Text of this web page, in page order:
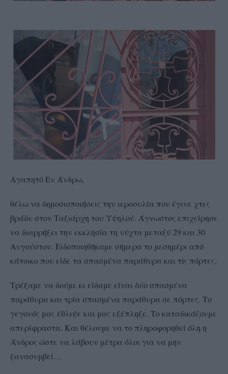
Αγαπητό Εν Άνδρω,
θέλω να δημοσιοποιήσεις την ιεροσυλία που έγινε χτες
βράδυ στον Ταξιάρχη του Υψηλού. Άγνωστος επιχείρησε
να διαρρήξει την εκκλησία τη νύχτα μεταξύ 29 και 30
Αυγούστου. Ειδοποιηθήκαμε σήμερα το μεσημέρι από
κάτοικο που είδε τα σπασμένα παράθυρα και τiς πόρτες.
Τρέξαμε να δούμε κι είδαμε είναι δύο σπασμένα
παράθυρα και τρία σπασμένα παράθυρα σε πόρτες. Το
γεγονός μας έθλιψε και μας εξέπληξε. Το καταδικάζουμε
απερίφραστα. Και θέλουμε να το πληροφορηθεί όλη η
Άνδρος ώστε να λάβουν μέτρα όλοι για να μην
ξανασυμβεί…